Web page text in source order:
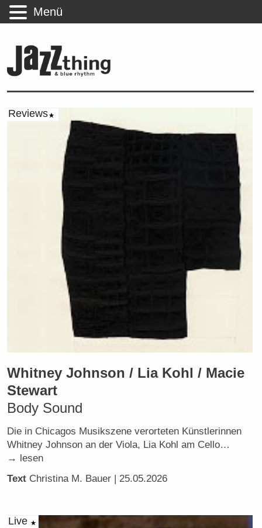
Reviews
Whitney Johnson / Lia Kohl / Macie
Stewart
Body Sound
Die in Chicagos Musikszene verorteten Künstlerinnen
Whitney Johnson an der Viola, Lia Kohl am Cello…
→ lesen
Text Christina M. Bauer | 25.05.2026
Live
Menü